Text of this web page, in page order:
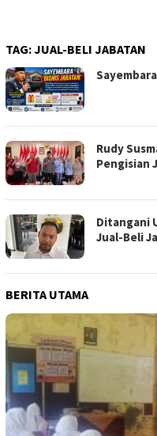
TAG:JUAL-BELI JABATAN
Rudy
Pengisian
Ditangani
Jual-Beli
BERITA UTAMA